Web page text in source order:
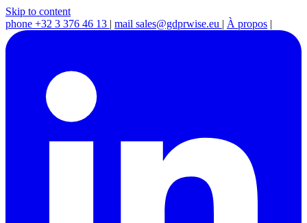
Skip to content
phone +32 3 376 46 13 | mail sales@gdprwise.eu | À propos |